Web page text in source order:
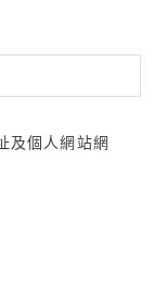
及個人網站網